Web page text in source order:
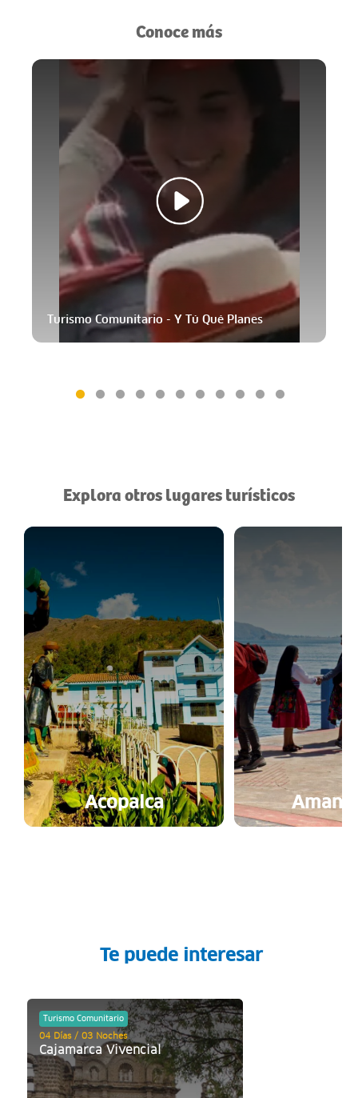
Conoce más
Turismo Comunitario - Y Tú Qué Planes
Explora otros lugares turísticos
Acopalca
Te puede interesar
Turismo Comunitario
04 Días / 03 Noches
Cajamarca Vivencial